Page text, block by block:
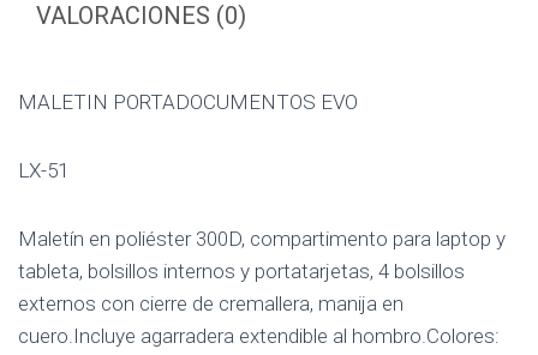
VALORACIONES (0)
MALETIN PORTADOCUMENTOS EVO
LX-51
Maletín en poliéster 300D, compartimento para laptop y
tableta, bolsillos internos y portatarjetas, 4 bolsillos
externos con cierre de cremallera, manija en
cuero.Incluye agarradera extendible al hombro.Colores: